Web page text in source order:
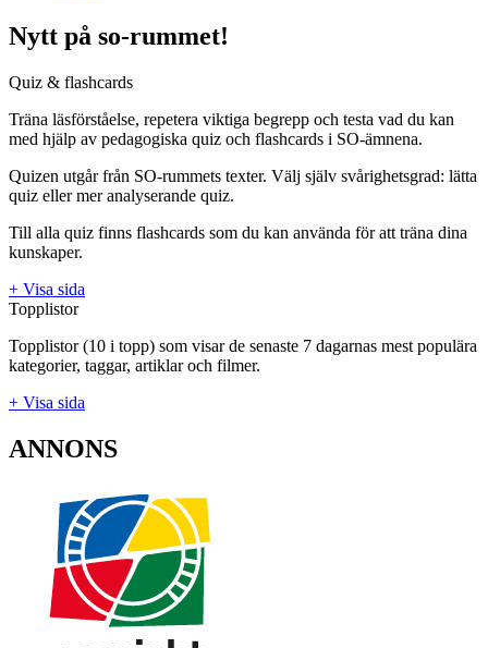
Nytt på so-rummet!
Quiz & flashcards
Träna läsförståelse, repetera viktiga begrepp och testa vad du kan
med hjälp av pedagogiska quiz och flashcards i SO-ämnena.
Quizen utgår från SO-rummets texter. Välj själv svårighetsgrad: lätta
quiz eller mer analyserande quiz.
Till alla quiz finns flashcards som du kan använda för att träna dina
kunskaper.
+ Visa sida
Topplistor
Topplistor (10 i topp) som visar de senaste 7 dagarnas mest populära
kategorier, taggar, artiklar och filmer.
+ Visa sida
ANNONS